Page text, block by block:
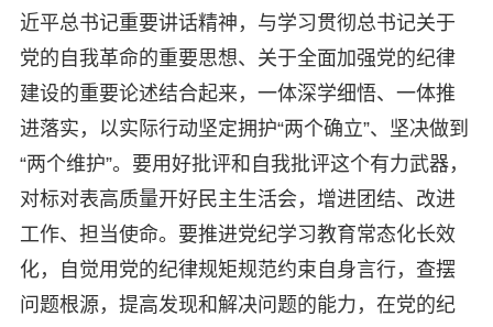
近平总书记重要讲话精神，与学习贯彻总书记关于
党的自我革命的重要思想、关于全面加强党的纪律
建设的重要论述结合起来，一体深学细悟、一体推
进落实，以实际行动坚定拥护“两个确立”、坚决做到
“两个维护”。要用好批评和自我批评这个有力武器，
对标对表高质量开好民主生活会，增进团结、改进
工作、担当使命。要推进党纪学习教育常态化长效
化，自觉用党的纪律规矩规范约束自身言行，查摆
问题根源，提高发现和解决问题的能力，在党的纪